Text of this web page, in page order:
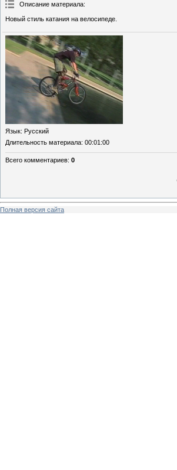
Описание материала:
Новый стиль катания на велосипеде.
Язык: Русский
Длительность материала: 00:01:00
Всего комментариев: 0
Полная версия сайта